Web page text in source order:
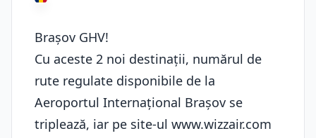
Brașov GHV!
Cu aceste 2 noi destinații, numărul de
rute regulate disponibile de la
Aeroportul Internațional Brașov se
triplează, iar pe site-ul www.wizzair.com